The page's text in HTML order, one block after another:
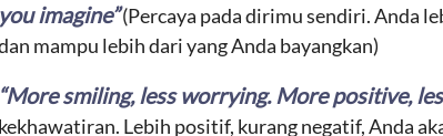
you imagine”(Percaya pada dirimu sendiri. Anda
mampu lebih dari yang Anda bayangkan)
“More smiling, less worrying. More positive,
kekhawatiran. Lebih positif, kurang negatif, Anda